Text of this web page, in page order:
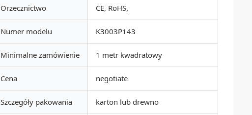
Orzecznictwo CE, RoHS,
Numer modelu K3003P143
Minimalne zamówienie 1 metr kwadratowy
Cena negotiate
Szczegóły pakowania karton lub drewno